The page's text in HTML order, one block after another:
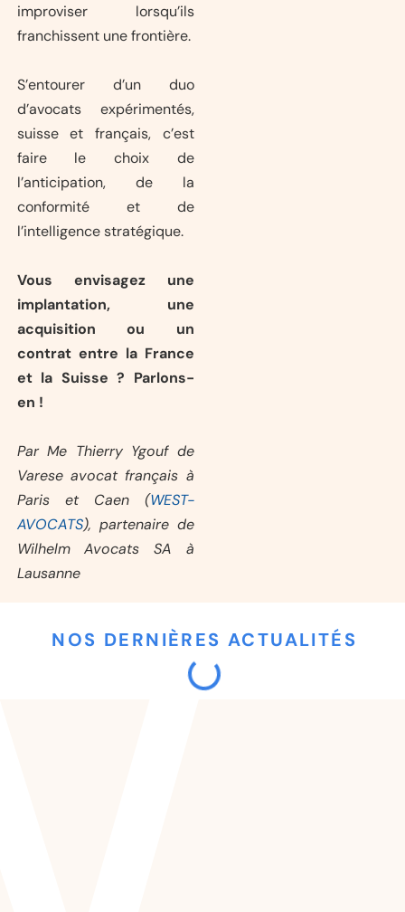
improviser lorsqu’ils
franchissent une frontière.
S’entourer d’un duo
d’avocats expérimentés,
suisse et français, c’est
faire le choix de
l’anticipation, de la
conformité et de
l’intelligence stratégique.
Vous envisagez une
implantation, une
acquisition ou un
contrat entre la France
et la Suisse ? Parlons-
en !
Par Me Thierry Ygouf de
Varese avocat français à
Paris et Caen (WEST-
AVOCATS), partenaire de
Wilhelm Avocats SA à
Lausanne
NOS DERNIÈRES ACTUALITÉS